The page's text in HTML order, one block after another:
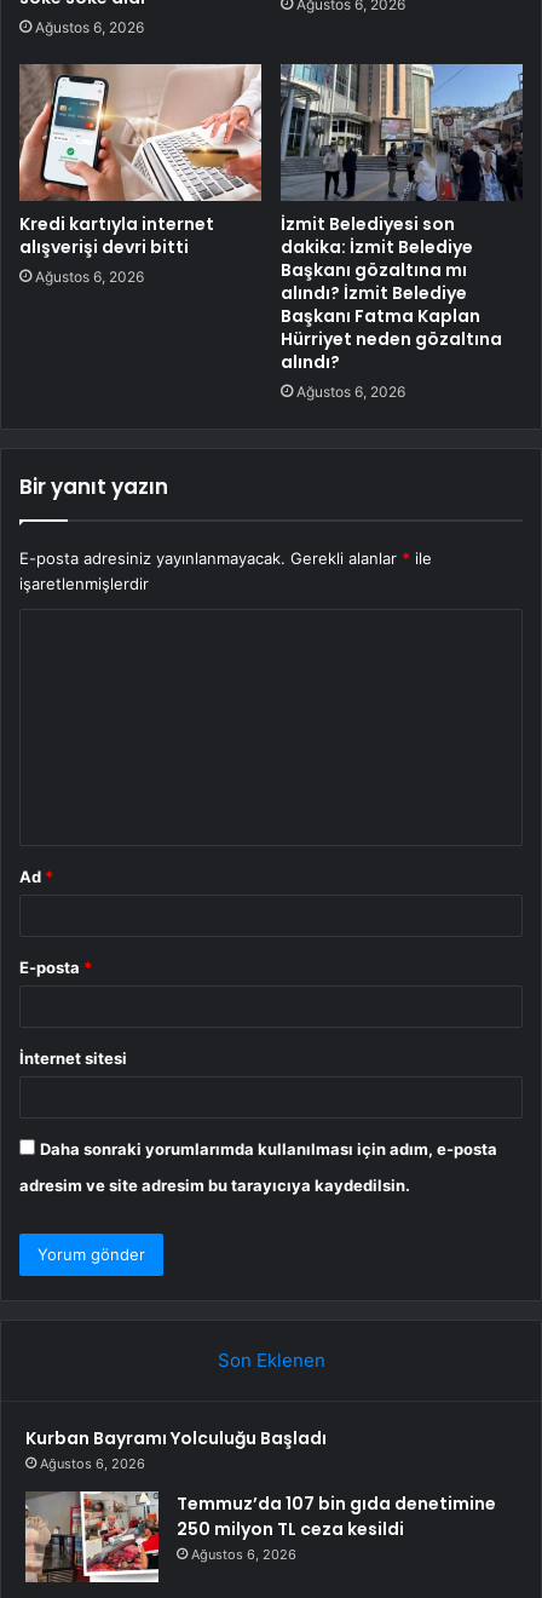
Ağustos 6, 2026
Ağustos 6, 2026
Kredi kartıyla internet
alışverişi devri bitti
Ağustos 6, 2026
İzmit Belediyesi son
dakika: İzmit Belediye
Başkanı gözaltına mı
alındı? İzmit Belediye
Başkanı Fatma Kaplan
Hürriyet neden gözaltına
alındı?
Ağustos 6, 2026
Bir yanıt yazın
E-posta adresiniz yayınlanmayacak. Gerekli alanlar * ile
işaretlenmişlerdir
Ad *
E-posta *
İnternet sitesi
Daha sonraki yorumlarımda kullanılması için adım, e-posta
adresim ve site adresim bu tarayıcıya kaydedilsin.
Son Eklenen
Kurban Bayramı Yolculuğu Başladı
Ağustos 6, 2026
Temmuz’da 107 bin gıda denetimine
250 milyon TL ceza kesildi
Ağustos 6, 2026